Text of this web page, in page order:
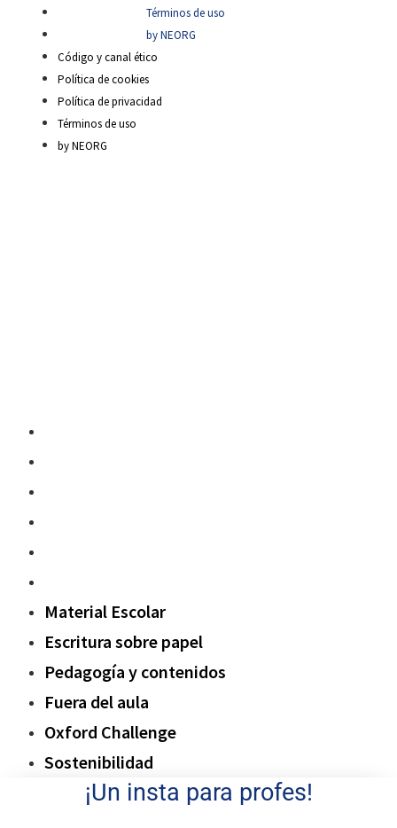
Términos de uso
by NEORG
Código y canal ético
Política de cookies
Política de privacidad
Términos de uso
by NEORG
Material Escolar
Escritura sobre papel
Pedagogía y contenidos
Fuera del aula
Oxford Challenge
Sostenibilidad
¡Un insta para profes!